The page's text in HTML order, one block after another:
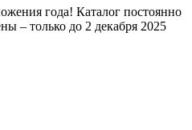
года! Каталог постоянно
– только до 2 декабря 2025